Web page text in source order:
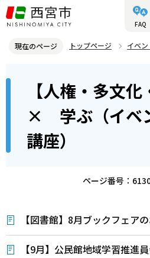
こ
の
ジ
す
FAQ
現在のページ トップページ
イベ
【人権・多文化・時事】× 学ぶ（イベ
ら
【人権・多文化
× 学ぶ（イベ
講座）
ページ番号：
【図書館】8月ブックフェア
【9月】公民館地域学習推進